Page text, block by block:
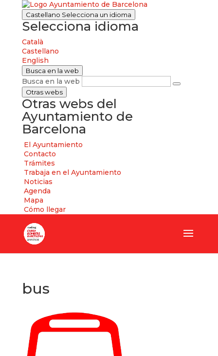
Castellano Selecciona un idioma
Selecciona idioma
Català
Castellano
English
Busca en la web
Busca en la web
Otras webs
Otras webs del
Ayuntamiento de
Barcelona
El Ayuntamiento
Contacto
Trámites
Trabaja en el Ayuntamiento
Noticias
Agenda
Mapa
Cómo llegar
bus